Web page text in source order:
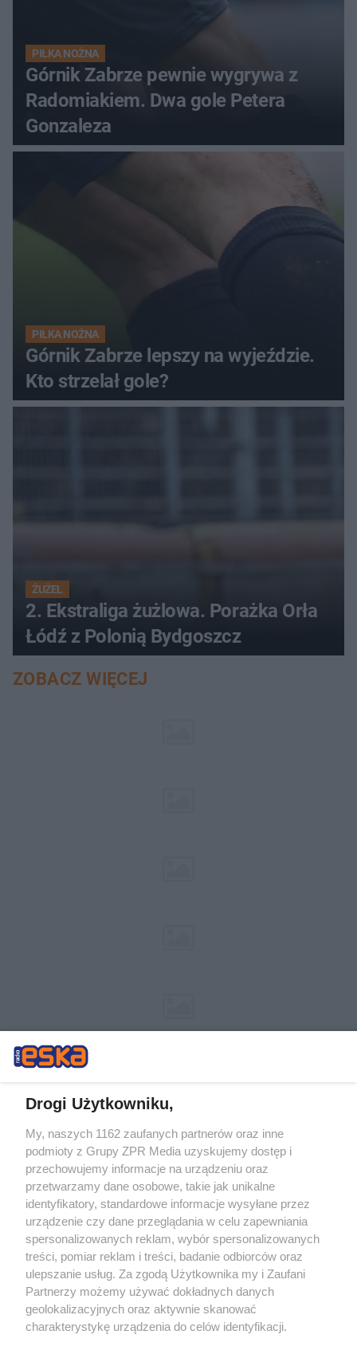
PIŁKA NOŻNA
Górnik Zabrze pewnie wygrywa z
Radomiakiem. Dwa gole Petera
Gonzaleza
PIŁKA NOŻNA
Górnik Zabrze lepszy na wyjeździe.
Kto strzelał gole?
ŻUŻEL
2. Ekstraliga żużlowa. Porażka Orła
Łódź z Polonią Bydgoszcz
ZOBACZ WIĘCEJ
Żaden utwór zamieszczony w serwisie nie może być powielany i
rozpowszechniany lub dalej rozpowszechniany w jakikolwiek sposób (w
tym także elektroniczny lub mechaniczny) na jakimkolwiek polu
eksploatacji w jakiejkolwiek formie, włącznie z umieszczaniem w
Internecie bez pisemnej zgody właściciela praw. Jakiekolwiek użycie lub
wykorzystanie utworów w całości lub w części z naruszeniem prawa,
tzn. bez właściwej zgody, jest zabronione pod groźbą kary i może być
ścigane prawnie.
Drogi Użytkowniku,
My, naszych 1162 zaufanych partnerów oraz inne
podmioty z Grupy ZPR Media uzyskujemy dostęp i
przechowujemy informacje na urządzeniu oraz
przetwarzamy dane osobowe, takie jak unikalne
identyfikatory, standardowe informacje wysyłane przez
urządzenie czy dane przeglądania w celu zapewniania
spersonalizowanych reklam, wybór spersonalizowanych
treści, pomiar reklam i treści, badanie odbiorców oraz
ulepszanie usług. Za zgodą Użytkownika my i Zaufani
Partnerzy możemy używać dokładnych danych
geolokalizacyjnych oraz aktywnie skanować
charakterystykę urządzenia do celów identyfikacji.